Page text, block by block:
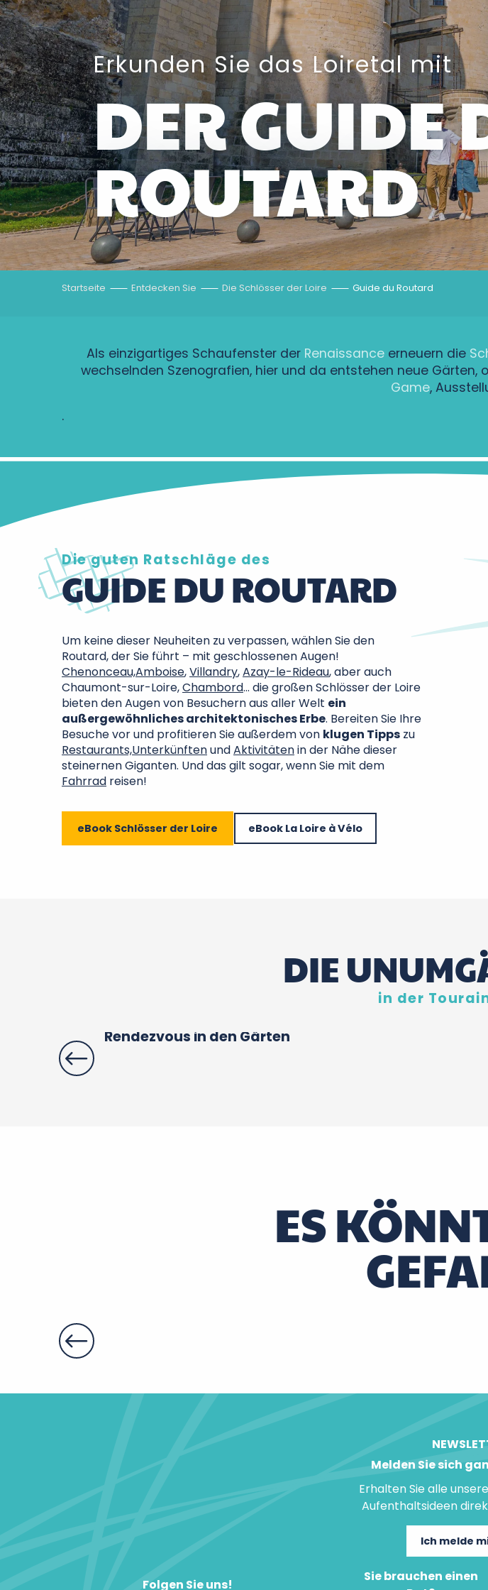
Erkunden Sie das Loiretal mit
DER GUIDE
ROUTARD
Startseite Entdecken Sie Die Schlösser der Loire Guide du Routard
Als einzigartiges Schaufenster der Renaissance erneuern die
wechselnden Szenografien, hier und da entstehen neue
Game,
.
Die guten Ratschläge des
GUIDE DU ROUTARD
Um keine dieser Neuheiten zu verpassen, wählen Sie den
Routard, der Sie führt – mit geschlossenen Augen!
Chenonceau,Amboise,Villandry,Azay-le-Rideau, aber auch
Chaumont-sur-Loire,Chambord… die großen Schlösser der Loire
bieten den Augen von Besuchern aus aller Welt ein
außergewöhnliches architektonisches Erbe. Bereiten Sie Ihre
Besuche vor und profitieren Sie außerdem von klugen Tipps zu
Restaurants,UnterkünftenundAktivitätenin der Nähe dieser
steinernen Giganten. Und das gilt sogar, wenn Sie mit dem
Fahrrad reisen!
eBook Schlösser der Loire eBook La Loire à Vélo
DIE
in der
Rendezvous in den Gärten
ES
Folgen Sie uns!
Melden Sie sich
Erhalten Sie alle
Aufenthaltsideen
Ich melde
Sie brauchen einen